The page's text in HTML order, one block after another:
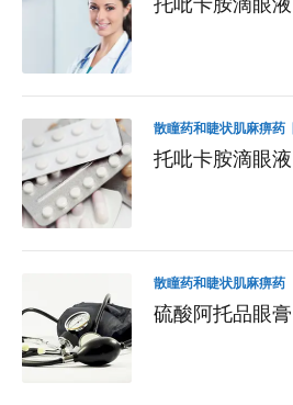
托吡卡胺滴眼液
散瞳药和睫状肌麻痹药
托吡卡胺滴眼液
散瞳药和睫状肌麻痹药
硫酸阿托品眼膏